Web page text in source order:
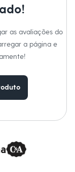
as avaliações do
a página e